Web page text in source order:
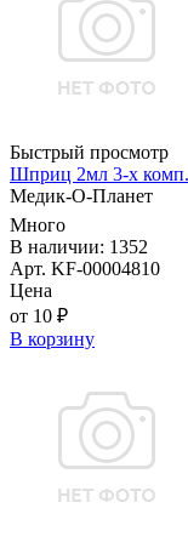
Быстрый просмотр
Шприц 2мл 3-х
Медик-О-Планет
Много
В наличии: 1352
Арт. KF-00004810
Цена
от 10 ₽
В корзину